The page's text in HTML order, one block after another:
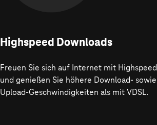
Highspeed Downloads
Freuen Sie sich auf Internet mit Highspeed
und genießen Sie höhere Download- sowie
Upload-Geschwindigkeiten als mit VDSL.